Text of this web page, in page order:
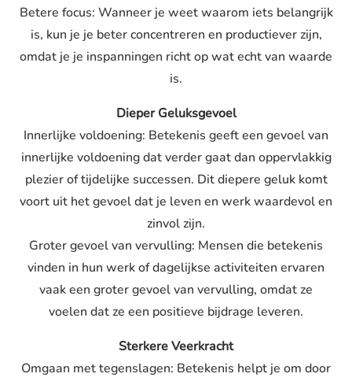
Betere focus: Wanneer je weet waarom iets belangrijk
is, kun je je beter concentreren en productiever zijn,
omdat je je inspanningen richt op wat echt van waarde
is.
Dieper Geluksgevoel
Innerlijke voldoening: Betekenis geeft een gevoel van
innerlijke voldoening dat verder gaat dan oppervlakkig
plezier of tijdelijke successen. Dit diepere geluk komt
voort uit het gevoel dat je leven en werk waardevol en
zinvol zijn.
Groter gevoel van vervulling: Mensen die betekenis
vinden in hun werk of dagelijkse activiteiten ervaren
vaak een groter gevoel van vervulling, omdat ze
voelen dat ze een positieve bijdrage leveren.
Sterkere Veerkracht
Omgaan met tegenslagen: Betekenis helpt je om door